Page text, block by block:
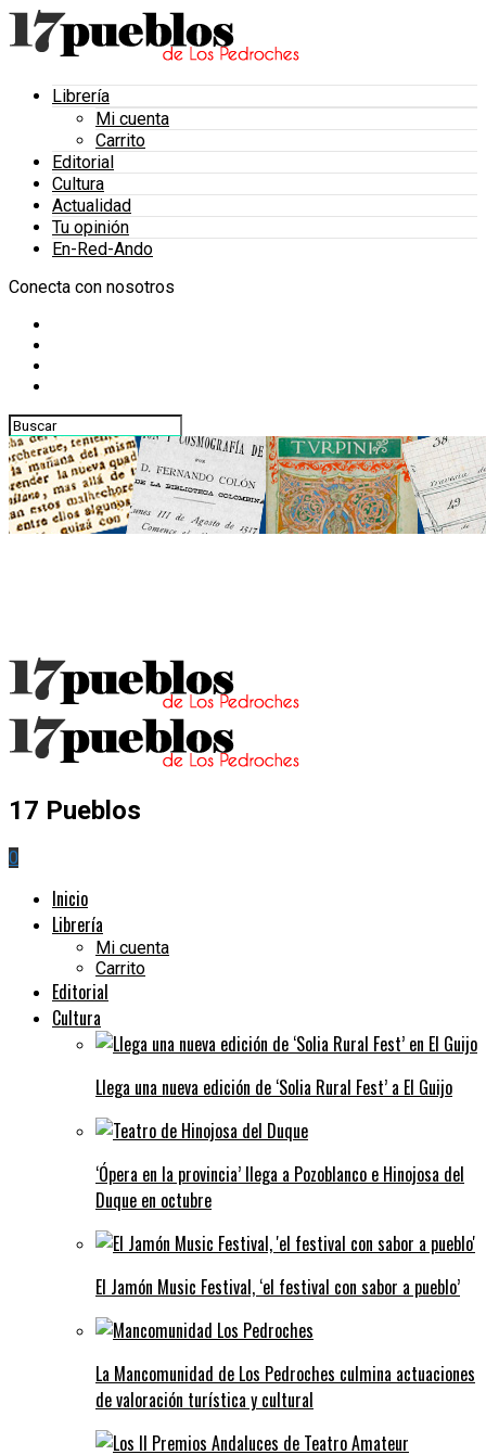
Librería
Mi cuenta
Carrito
Editorial
Cultura
Actualidad
Tu opinión
En-Red-Ando
Conecta con nosotros
17 Pueblos
0
Inicio
Librería
Mi cuenta
Carrito
Editorial
Cultura
Llega una nueva edición de ‘Solia Rural Fest’ a El Guijo
‘Ópera en la provincia’ llega a Pozoblanco e Hinojosa del
Duque en octubre
El Jamón Music Festival, ‘el festival con sabor a pueblo’
La Mancomunidad de Los Pedroches culmina actuaciones
de valoración turística y cultural